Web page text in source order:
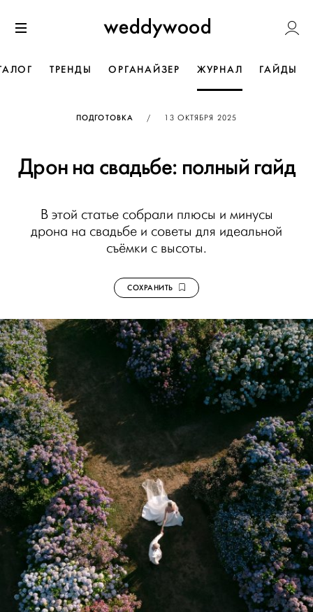
к содержанию
Weddywood
ТРЕНДЫ ОРГАНАЙЗЕР ЖУРНАЛ ГАЙДЫ
ПОДГОТОВКА / ОПУБЛИКОВАНО
13 ОКТЯБРЯ 2025
Дрон на свадьбе: полный гайд
В этой статье собрали плюсы и минусы
дрона на свадьбе и советы для идеальной
съёмки с высоты.
СОХРАНИТЬ